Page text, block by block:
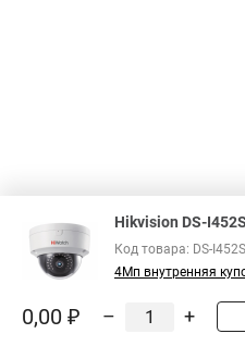
Hikvision DS-
Код товара: DS-
4Мп внутренняя
0,00 ₽ – +